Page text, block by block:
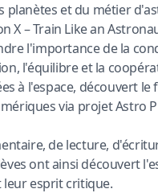
et du métier
X – Train Like an
l'importance de la
l'équilibre et la
à l'espace, découvert
via projet Astro
de lecture,
ont ainsi découvert
esprit critique.